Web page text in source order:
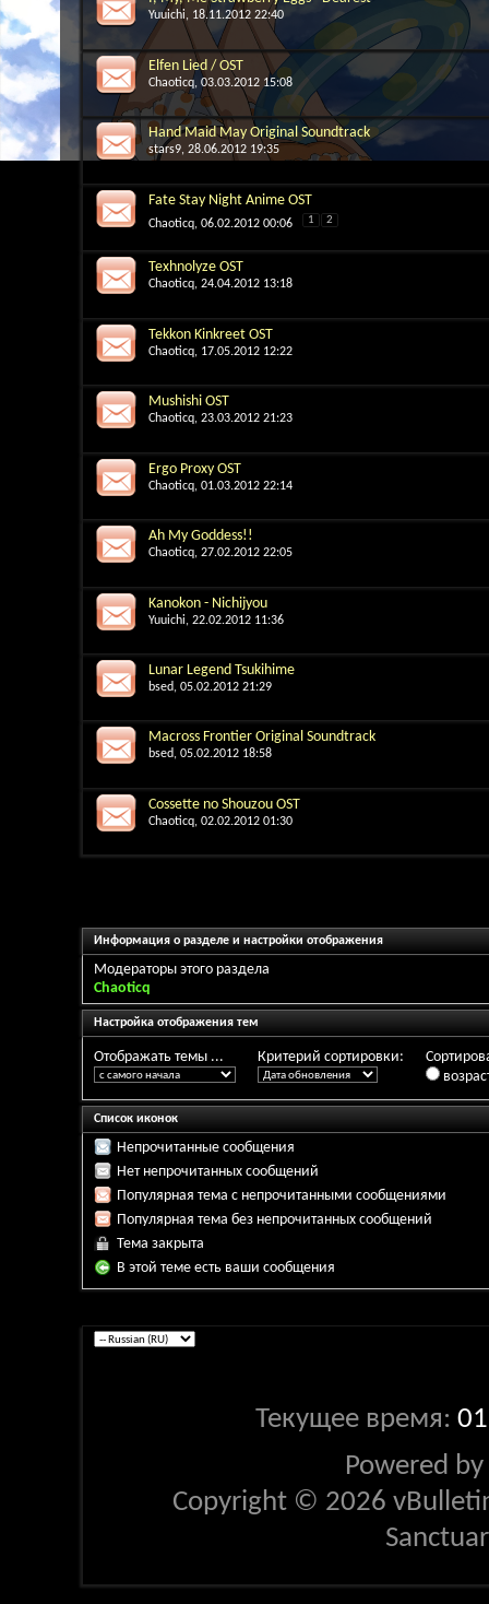
Yuuichi, 18.11.2012 22:40
Elfen Lied / OST
Chaoticq, 03.03.2012 15:08
Hand Maid May Original Soundtrack
stars9, 28.06.2012 19:35
Fate Stay Night Anime OST
Chaoticq, 06.02.2012 00:06 1 2
Texhnolyze OST
Chaoticq, 24.04.2012 13:18
Tekkon Kinkreet OST
Chaoticq, 17.05.2012 12:22
Mushishi OST
Chaoticq, 23.03.2012 21:23
Ergo Proxy OST
Chaoticq, 01.03.2012 22:14
Ah My Goddess!!
Chaoticq, 27.02.2012 22:05
Kanokon - Nichijyou
Yuuichi, 22.02.2012 11:36
Lunar Legend Tsukihime
bsed, 05.02.2012 21:29
Macross Frontier Original Soundtrack
bsed, 05.02.2012 18:58
Cossette no Shouzou OST
Chaoticq, 02.02.2012 01:30
Информация о разделе и настройки отображения
Модераторы этого раздела
Chaoticq
Настройка отображения тем
Отображать темы ... Критерий сортировки:
Список иконок
Непрочитанные сообщения
Нет непрочитанных сообщений
Популярная тема с непрочитанными сообщениями
Популярная тема без непрочитанных сообщений
Тема закрыта
В этой теме есть ваши сообщения
Текущее время:
Powered by
Copyright © 2026